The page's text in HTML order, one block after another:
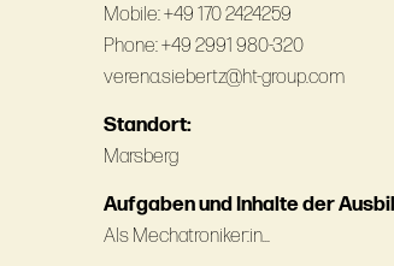
Mobile: +49 170 2424259
Phone: +49 2991 980-320
verena.siebertz@ht-group.com
Standort:
Marsberg
Aufgaben und Inhalte der
Als Mechatroniker:in...